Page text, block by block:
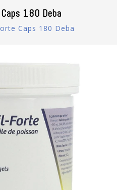
180 Deba
Caps 180 Deba